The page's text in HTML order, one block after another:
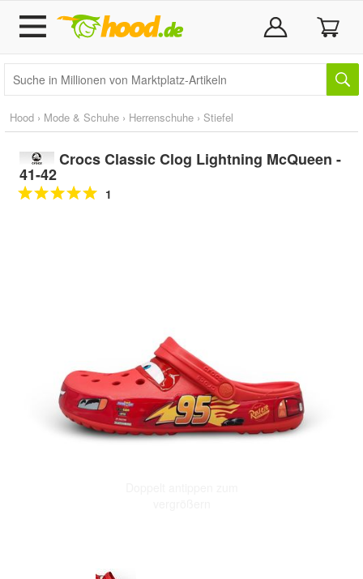
Hood › Mode & Schuhe › Herrenschuhe › Stiefel
Crocs Classic Clog Lightning McQueen -
41-42
1